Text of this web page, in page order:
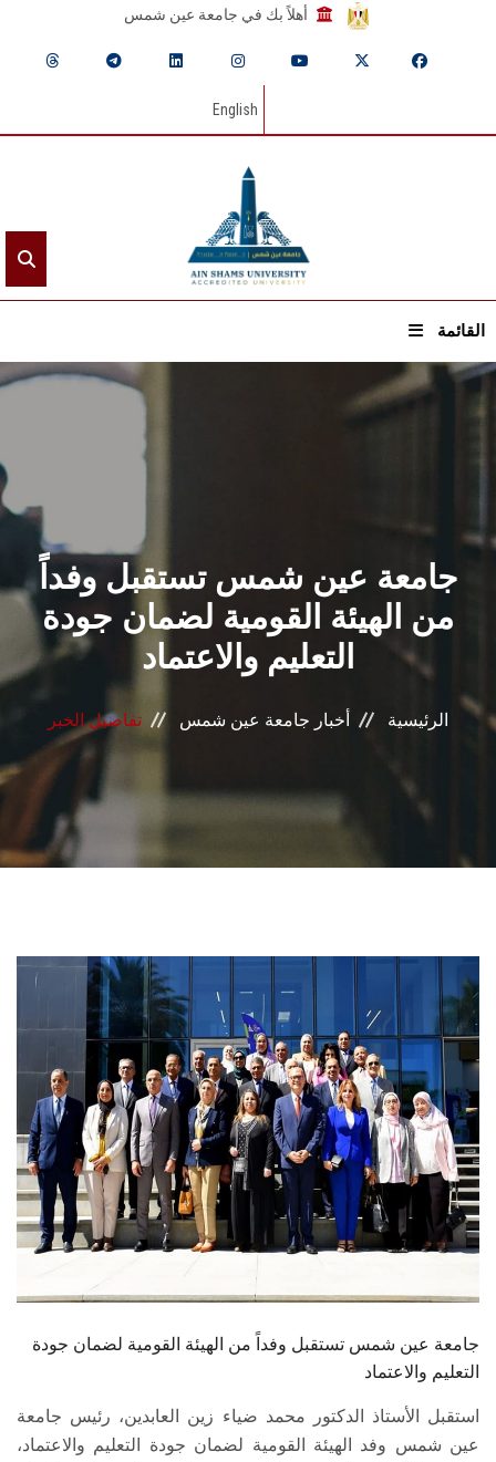
أهلاً بك في جامعة عين شمس
English
القائمة
الرئيسيـة
القطاعـات
الشئون الأكاديمية
البحث العلمي
المراكز والوحدات
الأنظمة الذكية
هيئة التدريس
الدراسات العليا
الخريجين
الموظفون
الزائـرون
جامعة عين شمس تستقبل وفداً
من الهيئة القومية لضمان جودة
التعليم والاعتماد
الرئيسية أخبار جامعة عين شمس تفاصيل الخبر
جامعة عين شمس تستقبل وفداً من الهيئة القومية لضمان جودة
التعليم والاعتماد
استقبل الأستاذ الدكتور محمد ضياء زين العابدين، رئيس جامعة
عين شمس وفد الهيئة القومية لضمان جودة التعليم والاعتماد،